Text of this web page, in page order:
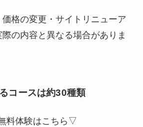
格の変更・サイトリニューア
の内容と異なる場合がありま
コースは約30種類
料体験はこちら▽